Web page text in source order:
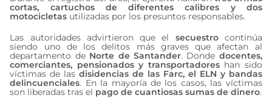
cortas, cartuchos de diferentes calibres y dos
motocicletas utilizadas por los presuntos responsables.
Las autoridades advirtieron que el secuestrocontinúa
siendo uno de los delitos más graves que afectan al
departamento de Norte de Santander. Donde docentes,
comerciantes, pensionados y transportadoreshan sido
víctimas de lasdisidencias de las Farc, el ELN y bandas
delincuenciales. En la mayoría de los casos, las víctimas
son liberadas tras el pago de cuantiosas sumas de dinero.